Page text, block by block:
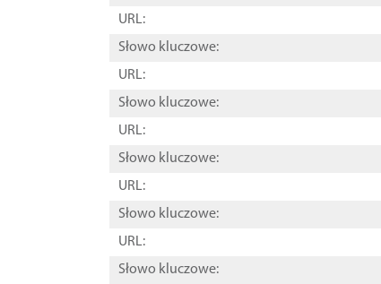
URL:
Słowo kluczowe:
URL:
Słowo kluczowe:
URL:
Słowo kluczowe:
URL:
Słowo kluczowe:
URL:
Słowo kluczowe: